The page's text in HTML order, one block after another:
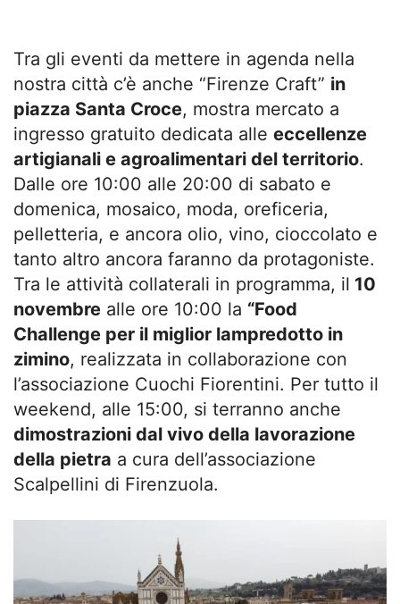
Tra gli eventi da mettere in agenda nella
nostra città c’è anche “Firenze Craft” in
piazza Santa Croce, mostra mercato a
ingresso gratuito dedicata alle eccellenze
artigianali e agroalimentari del territorio.
Dalle ore 10:00 alle 20:00 di sabato e
domenica, mosaico, moda, oreficeria,
pelletteria, e ancora olio, vino, cioccolato e
tanto altro ancora faranno da protagoniste.
Tra le attività collaterali in programma, il 10
novembre alle ore 10:00 la “Food
Challenge per il miglior lampredotto in
zimino, realizzata in collaborazione con
l’associazione Cuochi Fiorentini. Per tutto il
weekend, alle 15:00, si terranno anche
dimostrazioni dal vivo della lavorazione
della pietra a cura dell’associazione
Scalpellini di Firenzuola.